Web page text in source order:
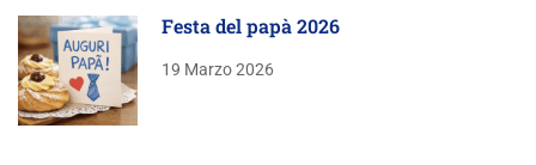
Festa del papà 2026
19 Marzo 2026